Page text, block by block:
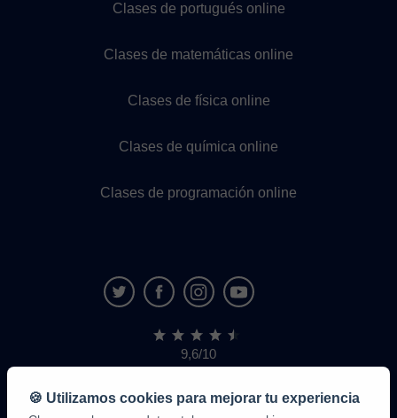
Clases de portugués online
Clases de matemáticas online
Clases de física online
Clases de química online
Clases de programación online
9,6/10
1,339,284
de
alumnos
🍪 Utilizamos cookies para mejorar tu experiencia